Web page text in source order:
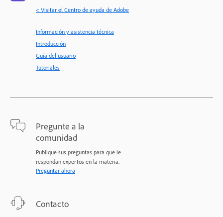
< Visitar el Centro de ayuda de Adobe
Información y asistencia técnica
Introducción
Guía del usuario
Tutoriales
Pregunte a la
comunidad
Publique sus preguntas para que le
respondan expertos en la materia.
Preguntar ahora
Contacto